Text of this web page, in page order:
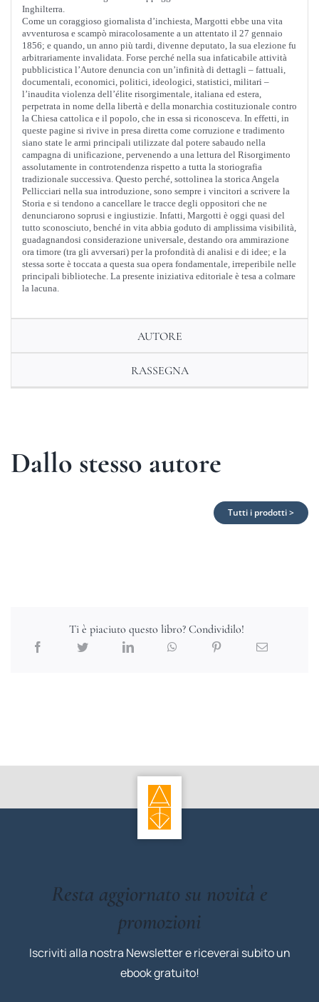
Inghilterra.
Come un coraggioso giornalista d’inchiesta, Margotti ebbe una vita
avventurosa e scampò miracolosamente a un attentato il 27 gennaio
1856; e quando, un anno più tardi, divenne deputato, la sua elezione fu
arbitrariamente invalidata. Forse perché nella sua infaticabile attività
pubblicistica l’Autore denuncia con un’infinità di dettagli – fattuali,
documentali, economici, politici, ideologici, statistici, militari –
l’inaudita violenza dell’élite risorgimentale, italiana ed estera,
perpetrata in nome della libertà e della monarchia costituzionale contro
la Chiesa cattolica e il popolo, che in essa si riconosceva. In effetti, in
queste pagine si rivive in presa diretta come corruzione e tradimento
siano state le armi principali utilizzate dal potere sabaudo nella
campagna di unificazione, pervenendo a una lettura del Risorgimento
assolutamente in controtendenza rispetto a tutta la storiografia
tradizionale successiva. Questo perché, sottolinea la storica Angela
Pellicciari nella sua introduzione, sono sempre i vincitori a scrivere la
Storia e si tendono a cancellare le tracce degli oppositori che ne
denunciarono soprusi e ingiustizie. Infatti, Margotti è oggi quasi del
tutto sconosciuto, benché in vita abbia goduto di amplissima visibilità,
guadagnandosi considerazione universale, destando ora ammirazione
ora timore (tra gli avversari) per la profondità di analisi e di idee; e la
stessa sorte è toccata a questa sua opera fondamentale, irreperibile nelle
principali biblioteche. La presente iniziativa editoriale è tesa a colmare
la lacuna.
AUTORE
RASSEGNA
Dallo stesso autore
Tutti i prodotti >
Ti è piaciuto questo libro? Condividilo!
Resta aggiornato su novità e
promozioni
Iscriviti alla nostra Newsletter e riceverai subito un
ebook gratuito!